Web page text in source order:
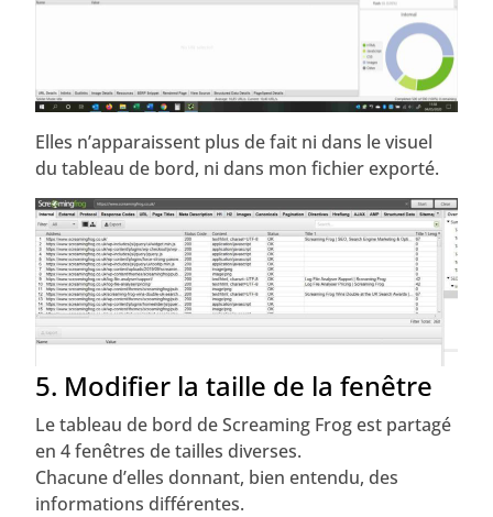
Elles n’apparaissent plus de fait ni dans le visuel
du tableau de bord, ni dans mon fichier exporté.
5. Modifier la taille de la fenêtre
Le tableau de bord de Screaming Frog est partagé
en 4 fenêtres de tailles diverses.
Chacune d’elles donnant, bien entendu, des
informations différentes.